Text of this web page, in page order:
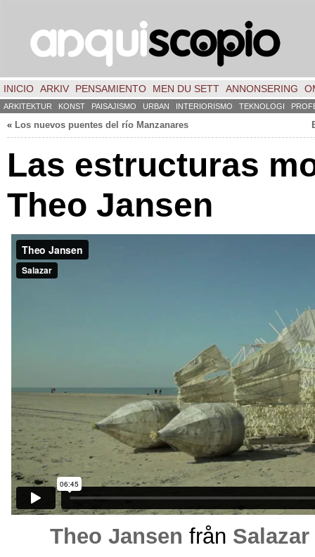
INICIO ARKIV PENSAMIENTO MEN DU SETT ANNONSERING
ARKITEKTUR KONST PAISAJISMO URBAN INTERIORISMO TEKNOLOGI
« Los nuevos puentes del río Manzanares
Las estructuras
Theo Jansen
Theo Jansen från Salazar